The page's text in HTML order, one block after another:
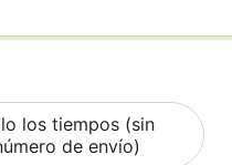
los tiempos (sin
de envío)